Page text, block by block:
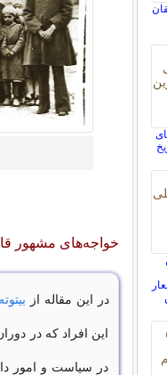
خواجه‌های مشهور
در این مقاله از بیتوته
این افراد که در
در سیاست و امور